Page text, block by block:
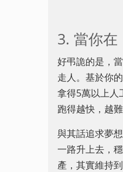
3. 當你在
好弔詭的是，
走人。基於你
拿得5萬以上人
跑得越快，越難
與其話追求夢
一路升上去，
產，其實維持